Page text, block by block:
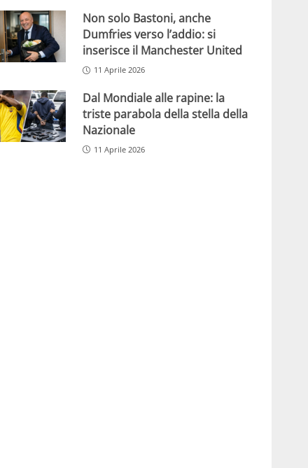
Non solo Bastoni, anche
Dumfries verso l’addio: si
inserisce il Manchester United
11 Aprile 2026
Dal Mondiale alle rapine: la
triste parabola della stella della
Nazionale
11 Aprile 2026